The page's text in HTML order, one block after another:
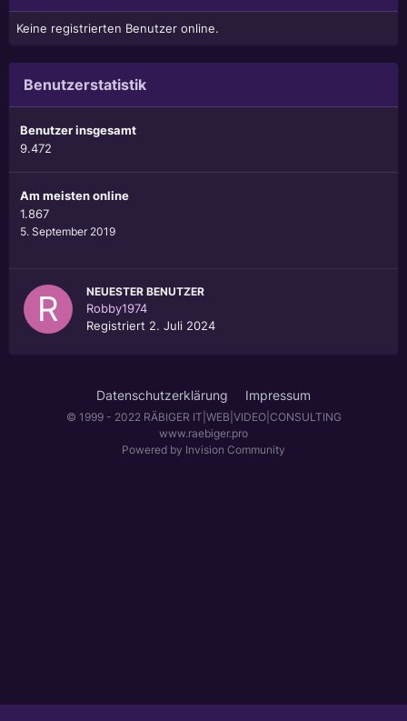
Keine registrierten Benutzer online.
Benutzerstatistik
Benutzer insgesamt
9.472
Am meisten online
1.867
5. September 2019
NEUESTER BENUTZER
Robby1974
Registriert 2. Juli 2024
Datenschutzerklärung Impressum
© 1999 - 2022 RÄBIGER IT|WEB|VIDEO|CONSULTING
www.raebiger.pro
Powered by Invision Community